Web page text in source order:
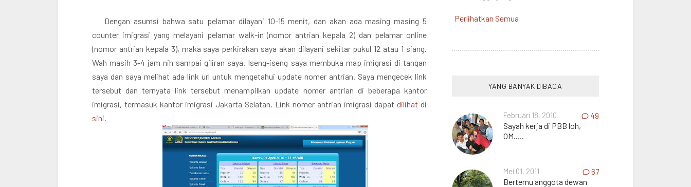
Dengan asumsi bahwa satu pelamar dilayani 10-15 menit, dan akan ada masing masing 5
counter imigrasi yang melayani pelamar walk-in (nomor antrian kepala 2) dan pelamar online
(nomor antrian kepala 3), maka saya perkirakan saya akan dilayani sekitar pukul 12 atau 1 siang.
Wah masih 3-4 jam nih sampai giliran saya. Iseng-iseng saya membuka map imigrasi di tangan
saya dan saya melihat ada link url untuk mengetahui update nomer antrian. Saya mengecek link
tersebut dan ternyata link tersebut menampilkan update nomer antrian di beberapa kantor
imigrasi, termasuk kantor imigrasi Jakarta Selatan. Link nomer antrian imigrasi dapat dilihat di
sini.
Perlihatkan Semua
YANG BANYAK DIBACA
Februari 18, 2010 49
Sayah kerja di PBB loh,
OM.....
Mei 01, 2011 67
Bertemu anggota dewan